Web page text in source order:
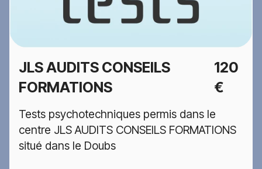
JLS AUDITS CONSEILS
FORMATIONS
120
€
Tests psychotechniques permis dans le
centre JLS AUDITS CONSEILS FORMATIONS
situé dans le Doubs